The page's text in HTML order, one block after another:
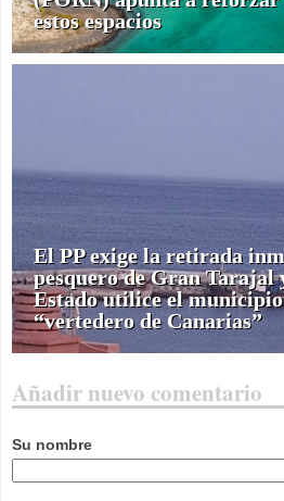
estos espacios
El PP exige la retirada
pesquero de Gran Tarajal
Estado utilice el
“vertedero de Canarias”
Añadir nuevo comentario
Su nombre